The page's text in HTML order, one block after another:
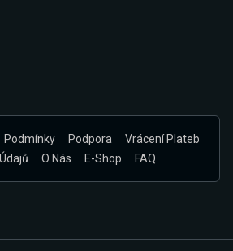
Podmínky Podpora
Vrácení Plateb
O Nás E-Shop FAQ